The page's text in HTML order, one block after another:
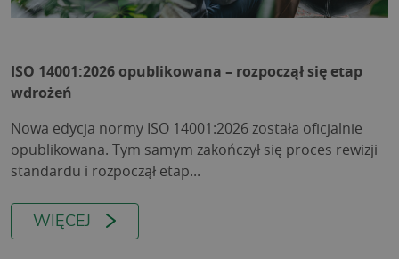
ISO 14001:2026 opublikowana – rozpoczął się etap
wdrożeń
Nowa edycja normy ISO 14001:2026 została oficjalnie
opublikowana. Tym samym zakończył się proces rewizji
standardu i rozpoczął etap...
WIĘCEJ